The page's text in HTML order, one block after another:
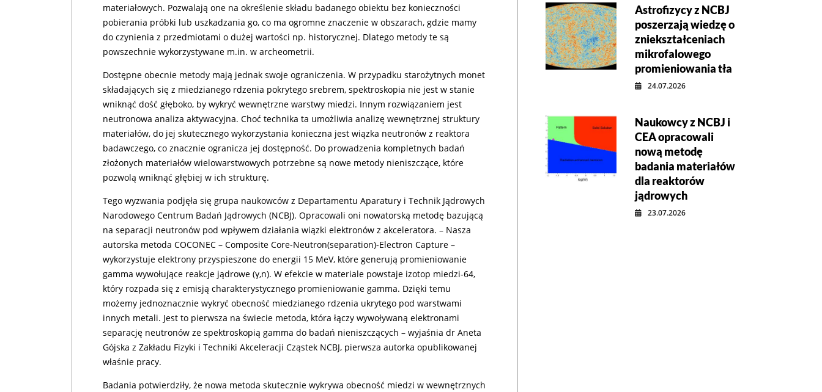
materiałowych. Pozwalają one na określenie składu badanego obiektu bez konieczności
pobierania próbki lub uszkadzania go, co ma ogromne znaczenie w obszarach, gdzie mamy
do czynienia z przedmiotami o dużej wartości np. historycznej. Dlatego metody te są
powszechnie wykorzystywane m.in. w archeometrii.
Dostępne obecnie metody mają jednak swoje ograniczenia. W przypadku starożytnych monet
składających się z miedzianego rdzenia pokrytego srebrem, spektroskopia nie jest w stanie
wniknąć dość głęboko, by wykryć wewnętrzne warstwy miedzi. Innym rozwiązaniem jest
neutronowa analiza aktywacyjna. Choć technika ta umożliwia analizę wewnętrznej struktury
materiałów, do jej skutecznego wykorzystania konieczna jest wiązka neutronów z reaktora
badawczego, co znacznie ogranicza jej dostępność. Do prowadzenia kompletnych badań
złożonych materiałów wielowarstwowych potrzebne są nowe metody nieniszczące, które
pozwolą wniknąć głębiej w ich strukturę.
Tego wyzwania podjęła się grupa naukowców z Departamentu Aparatury i Technik Jądrowych
Narodowego Centrum Badań Jądrowych (NCBJ). Opracowali oni nowatorską metodę bazującą
na separacji neutronów pod wpływem działania wiązki elektronów z akceleratora. – Nasza
autorska metoda COCONEC – Composite Core-Neutron(separation)-Electron Capture –
wykorzystuje elektrony przyspieszone do energii 15 MeV, które generują promieniowanie
gamma wywołujące reakcje jądrowe (γ,n). W efekcie w materiale powstaje izotop miedzi-64,
który rozpada się z emisją charakterystycznego promieniowanie gamma. Dzięki temu
możemy jednoznacznie wykryć obecność miedzianego rdzenia ukrytego pod warstwami
innych metali. Jest to pierwsza na świecie metoda, która łączy wywoływaną elektronami
separację neutronów ze spektroskopią gamma do badań nieniszczących – wyjaśnia dr Aneta
Gójska z Zakładu Fizyki i Techniki Akceleracji Cząstek NCBJ, pierwsza autorka opublikowanej
właśnie pracy.
Badania potwierdziły, że nowa metoda skutecznie wykrywa obecność miedzi w wewnętrznych
Astrofizycy z NCBJ
poszerzają wiedzę o
zniekształceniach
mikrofalowego
promieniowania tła
24.07.2026
Naukowcy z NCBJ i
CEA opracowali
nową metodę
badania materiałów
dla reaktorów
jądrowych
23.07.2026